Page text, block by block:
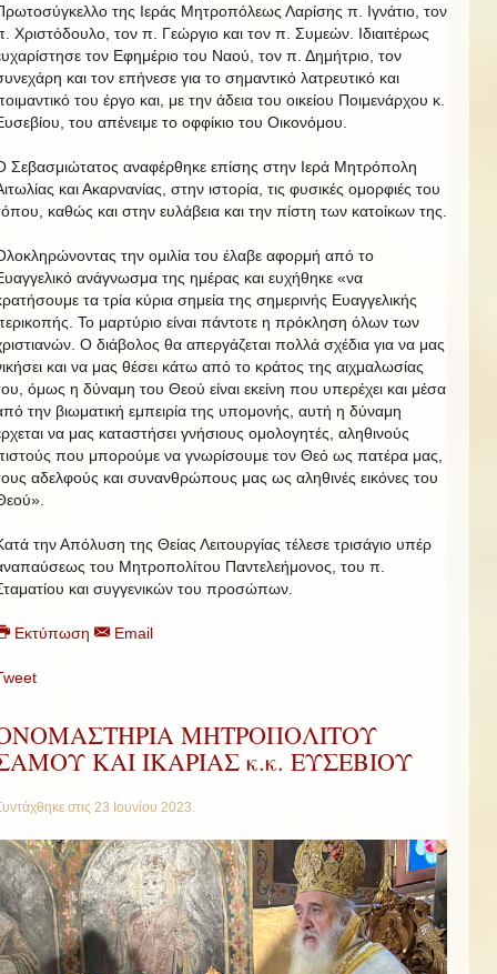
της Ιεράς Μητροπόλεως Λαρίσης π. Ιγνάτιο, τον
Χριστόδουλο, τον π. Γεώργιο και τον π. Συμεών. Ιδιαιτέρως
τον Εφημέριο του Ναού, τον π. Δημήτριο, τον
και τον επήνεσε για το σημαντικό λατρευτικό και
του έργο και, με την άδεια του οικείου Ποιμενάρχου κ.
του απένειμε το οφφίκιο του Οικονόμου.
Σεβασμιώτατος αναφέρθηκε επίσης στην Ιερά Μητρόπολη
και Ακαρνανίας, στην ιστορία, τις φυσικές ομορφιές του
καθώς και στην ευλάβεια και την πίστη των κατοίκων της.
την ομιλία του έλαβε αφορμή από το
ανάγνωσμα της ημέρας και ευχήθηκε «να
τα τρία κύρια σημεία της σημερινής Ευαγγελικής
Το μαρτύριο είναι πάντοτε η πρόκληση όλων των
Ο διάβολος θα απεργάζεται πολλά σχέδια για να μας
και να μας θέσει κάτω από το κράτος της αιχμαλωσίας
όμως η δύναμη του Θεού είναι εκείνη που υπερέχει και μέσα
την βιωματική εμπειρία της υπομονής, αυτή η δύναμη
να μας καταστήσει γνήσιους ομολογητές, αληθινούς
που μπορούμε να γνωρίσουμε τον Θεό ως πατέρα μας,
αδελφούς και συνανθρώπους μας ως αληθινές εικόνες του
την Απόλυση της Θείας Λειτουργίας τέλεσε τρισάγιο υπέρ
του Μητροπολίτου Παντελεήμονος, του π.
και συγγενικών του προσώπων.
Εκτύπωση Email
ΜΗΤΡΟΠΟΛΙΤΟΥ
ΚΑΙ ΙΚΑΡΙΑΣ κ.κ. ΕΥΣΕΒΙΟΥ
στις 23 Ιουνίου 2023.